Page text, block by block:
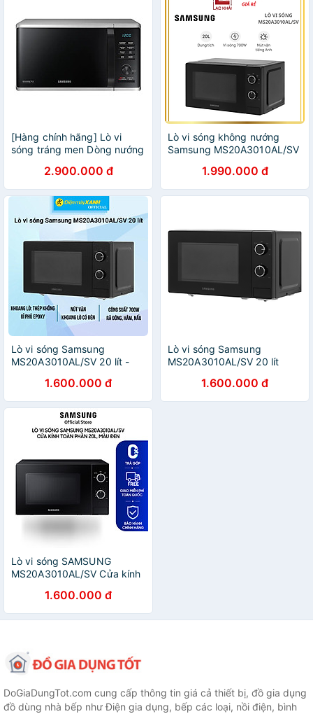
[Hàng chính hãng] Lò vi
sóng tráng men Dòng nướng
2.900.000 đ
Lò vi sóng không nướng
Samsung MS20A3010AL/SV
700W - Hàng chính hãng
1.990.000 đ
Lò vi sóng Samsung
MS20A3010AL/SV 20 lít -
1.600.000 đ
Lò vi sóng Samsung
MS20A3010AL/SV 20 lít
1.600.000 đ
Lò vi sóng SAMSUNG
MS20A3010AL/SV Cửa kính
Hàng chính hãng
1.600.000 đ
DoGiaDungTot.com cung cấp thông tin giá cả thiết bị, đồ gia dụng
đồ dùng nhà bếp như Điện gia dụng, bếp các loại, nồi điện, bình